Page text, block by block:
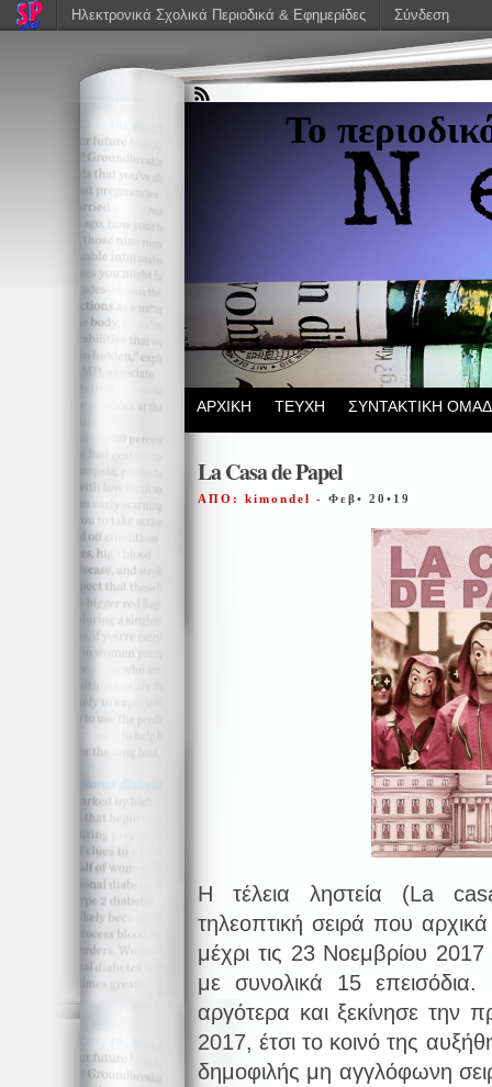
Το
ΑΡΧΙΚΗ ΤΕΥΧΗ ΣΥΝΤΑΚΤΙΚΗ
La Casa de Papel
ΑΠΟ: kimondel - Φεβ• 20•19
Η τέλεια ληστεία (La
τηλεοπτική σειρά που
μέχρι τις 23 Νοεμβρίου
με συνολικά 15
αργότερα και ξεκίνησε την
2017, έτσι το κοινό της
δημοφιλής μη αγγλόφωνη
Ηλεκτρονικά Σχολικά Περιοδικά & Εφημερίδες Σύνδεση